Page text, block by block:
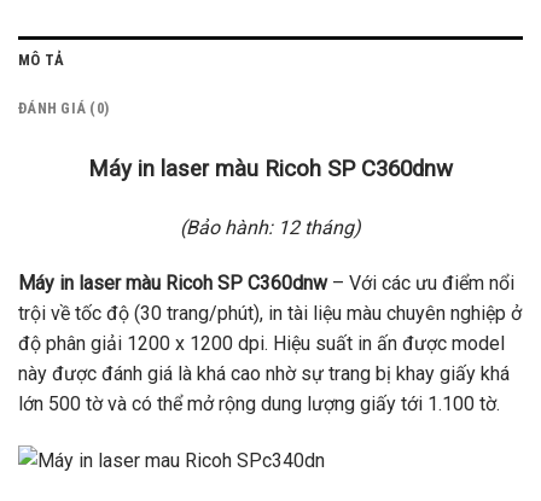
MÔ TẢ
ĐÁNH GIÁ (0)
Máy in laser màu Ricoh SP C360dnw
(Bảo hành: 12 tháng)
Máy in laser màu Ricoh SP C360dnw– Với các ưu điểm nổi
trội về tốc độ (30 trang/phút), in tài liệu màu chuyên nghiệp ở
độ phân giải 1200 x 1200 dpi. Hiệu suất in ấn được model
này được đánh giá là khá cao nhờ sự trang bị khay giấy khá
lớn 500 tờ và có thể mở rộng dung lượng giấy tới 1.100 tờ.